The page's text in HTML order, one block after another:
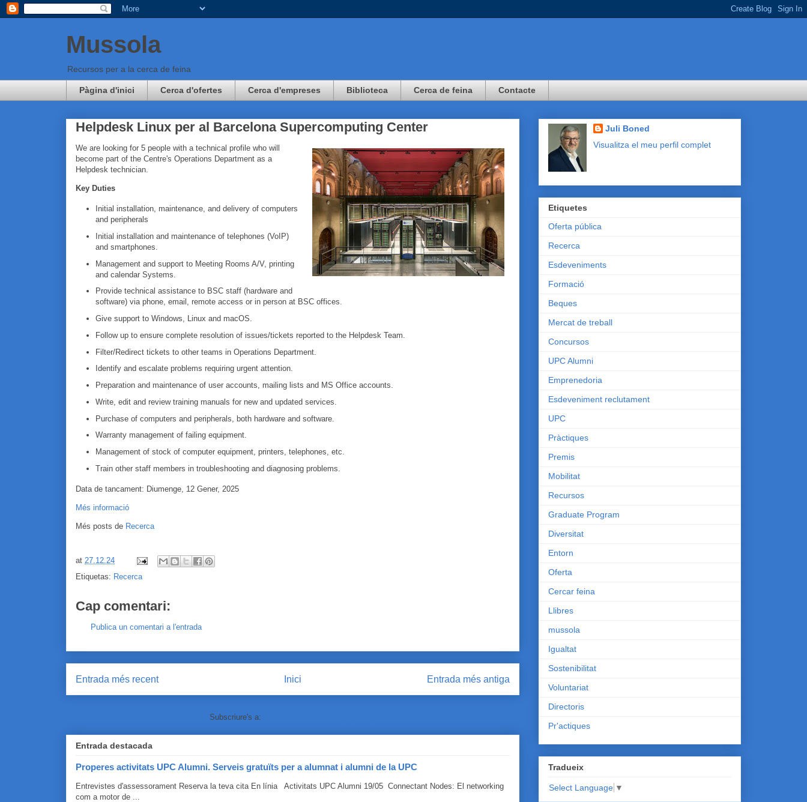
Mussola
Recursos per a la cerca de feina
Pàgina d'inici Cerca d'ofertes Cerca d'empreses Biblioteca Cerca de feina Contacte
Helpdesk Linux per al Barcelona Supercomputing Center
We are looking for 5 people with a technical profile who will
become part of the Centre's Operations Department as a
Helpdesk technician.
Key Duties
Initial installation, maintenance, and delivery of computers
and peripherals
Initial installation and maintenance of telephones (VoIP)
and smartphones.
Management and support to Meeting Rooms A/V, printing
and calendar Systems.
Provide technical assistance to BSC staff (hardware and
software) via phone, email, remote access or in person at BSC offices.
Give support to Windows, Linux and macOS.
Follow up to ensure complete resolution of issues/tickets reported to the Helpdesk Team.
Filter/Redirect tickets to other teams in Operations Department.
Identify and escalate problems requiring urgent attention.
Preparation and maintenance of user accounts, mailing lists and MS Office accounts.
Write, edit and review training manuals for new and updated services.
Purchase of computers and peripherals, both hardware and software.
Warranty management of failing equipment.
Management of stock of computer equipment, printers, telephones, etc.
Train other staff members in troubleshooting and diagnosing problems.
Data de tancament: Diumenge, 12 Gener, 2025
Més informació
Més posts de Recerca
at 27.12.24
Etiquetas: Recerca
Cap comentari:
Publica un comentari a l'entrada
Entrada més recent Entrada més antiga
Inici
Subscriure's a:
Entrada destacada
Properes activitats UPC Alumni. Serveis gratuïts per a alumnat i alumni de la UPC
Entrevistes d'assessorament Reserva la teva cita En línia Activitats UPC Alumni 19/05 Connectant Nodes: El networking
com a motor de ...
Juli Boned
Visualitza el meu perfil complet
Etiquetes
Oferta pública
Recerca
Esdeveniments
Formació
Beques
Mercat de treball
Concursos
UPC Alumni
Emprenedoria
Esdeveniment reclutament
UPC
Pràctiques
Premis
Mobilitat
Recursos
Graduate Program
Diversitat
Entorn
Oferta
Cercar feina
Llibres
mussola
Igualtat
Sostenibilitat
Voluntariat
Directoris
Pr'actiques
Tradueix
Select Language ▼